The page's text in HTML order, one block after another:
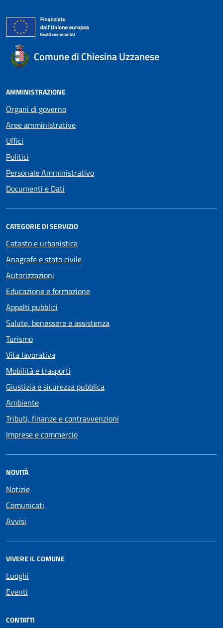
Comune di Chiesina Uzzanese
AMMINISTRAZIONE
Organi di governo
Aree amministrative
Uffici
Politici
Personale Amministrativo
Documenti e Dati
CATEGORIE DI SERVIZIO
Catasto e urbanistica
Anagrafe e stato civile
Autorizzazioni
Educazione e formazione
Appalti pubblici
Salute, benessere e assistenza
Turismo
Vita lavorativa
Mobilità e trasporti
Giustizia e sicurezza pubblica
Ambiente
Tributi, finanze e contravvenzioni
Imprese e commercio
NOVITÀ
Notizie
Comunicati
Avvisi
VIVERE IL COMUNE
Luoghi
Eventi
CONTATTI